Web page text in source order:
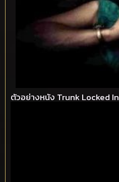
ตัวอย่างหนัง Trunk Locked